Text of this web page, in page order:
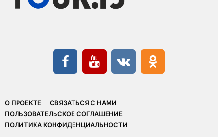
О ПРОЕКТЕ
СВЯЗАТЬСЯ С НАМИ
ПОЛЬЗОВАТЕЛЬСКОЕ СОГЛАШЕНИЕ
ПОЛИТИКА КОНФИДЕНЦИАЛЬНОСТИ